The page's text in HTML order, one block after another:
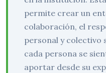
permite crear un
colaboración, el
personal y colectivo
cada persona se
aportar desde su